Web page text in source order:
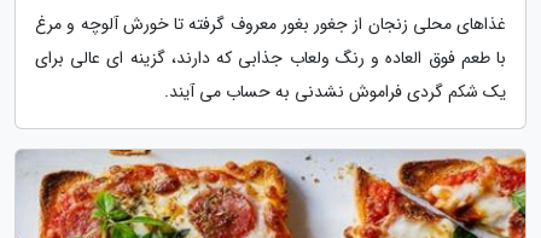
غذاهای محلی زنجان از جغور بغور معروف گرفته تا خورش آلوچه و مرغ
با طعم فوق العاده و رنگ ولعاب جذابی که دارند، گزینه ای عالی برای
یک شکم گردی فراموش نشدنی به حساب می آیند.